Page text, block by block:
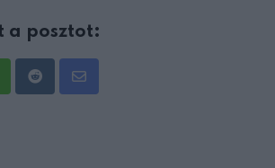
a posztot:
RedditShare